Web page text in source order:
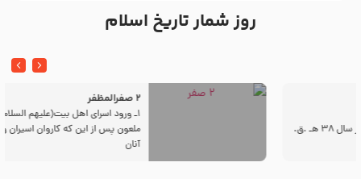
روز شمار تاریخ اسلام
1ـ ورود اسراى اهل بیت‌(علیهم السلام) به مجلس یزید
ملعون پس از این كه كاروان اسیران وارد شام شدند،